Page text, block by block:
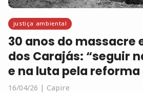
justiça ambiental
30 anos do massacre
dos Carajás: “seguir
e na luta pela
16/04/26 Capire